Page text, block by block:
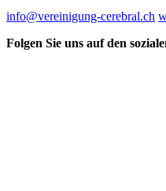
info@vereinigung-cerebral.ch
Folgen Sie uns auf den